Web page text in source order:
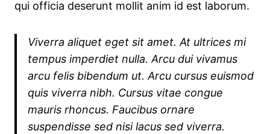
qui officia deserunt mollit anim id est laborum.
Viverra aliquet eget sit amet. At ultrices mi
tempus imperdiet nulla. Arcu dui vivamus
arcu felis bibendum ut. Arcu cursus euismod
quis viverra nibh. Cursus vitae congue
mauris rhoncus. Faucibus ornare
suspendisse sed nisi lacus sed viverra.